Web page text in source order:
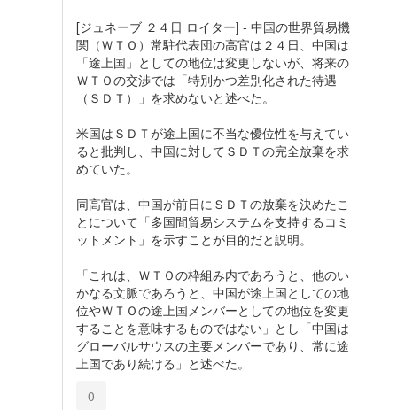
[ジュネーブ ２４日 ロイター] - 中国の世界貿易機
関（ＷＴＯ）常駐代表団の高官は２４日、中国は
「途上国」としての地位は変更しないが、将来の
ＷＴＯの交渉では「特別かつ差別化された待遇
（ＳＤＴ）」を求めないと述べた。
米国はＳＤＴが途上国に不当な優位性を与えてい
ると批判し、中国に対してＳＤＴの完全放棄を求
めていた。
同高官は、中国が前日にＳＤＴの放棄を決めたこ
とについて「多国間貿易システムを支持するコミ
ットメント」を示すことが目的だと説明。
「これは、ＷＴＯの枠組み内であろうと、他のい
かなる文脈であろうと、中国が途上国としての地
位やＷＴＯの途上国メンバーとしての地位を変更
することを意味するものではない」とし「中国は
グローバルサウスの主要メンバーであり、常に途
上国であり続ける」と述べた。
0